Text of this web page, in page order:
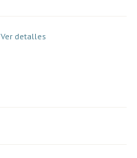
Ver detalles